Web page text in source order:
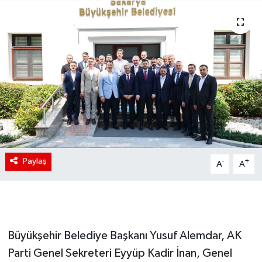
Paylaş A- A+
Büyükşehir Belediye Başkanı Yusuf Alemdar, AK
Parti Genel Sekreteri Eyyüp Kadir İnan, Genel